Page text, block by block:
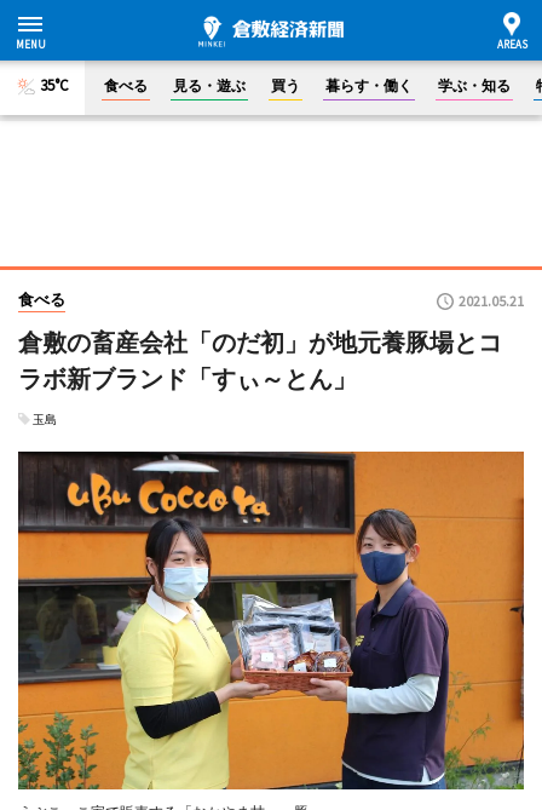
35°C 食べる 見る・遊ぶ 買う 暮らす・働く 学ぶ・知る
食べる 2021.05.21
倉敷の畜産会社「のだ初」が地元養豚場とコ
ラボ新ブランド「すぃ～とん」
玉島